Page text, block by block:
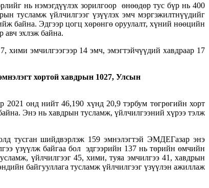
нь нэмэгдүүлэх зорилгоор өнөөдөр тус бүр нь 400
тусламж үйлчилгээг үзүүлэх эмч мэргэжилтнүүдийг
байна. Эдгээр цогц хөрөнгө оруулалт, хүний нөөцийн
авч эхлэж байна.
эмчилгээгээр 14 эмч, эмэгтэйчүүдий хавдраар 17
хортой хавдрын 1027, Улсын
онд нийт 46,190 хүнд 20,9 тэрбум төгрөгийн хорт
Энэ нь хавдрын тусламж, үйлчилгээний хүрээ тэлж
тусган шийдвэрлэж 159 эмнэлэгтэй ЭМДЕГазар энэ
үзүүлж байгаа бол эдгээрийн 137 нь төрийн өмчийн
үйлчилгээг 45, хими, туяа эмчилгээ 41, хавдрын
байгууллага тусламж үйлчилгээг үзүүлэн ажиллаж